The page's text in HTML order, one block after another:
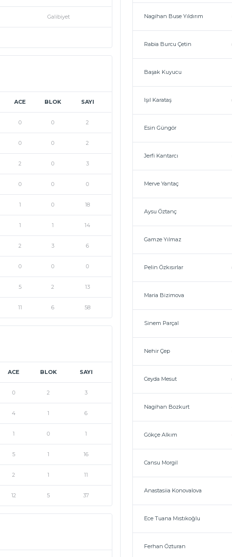
Galibiyet
ACE BLOK SAYI
0 0 2
0 0 2
2 0 3
0 0 0
1 0 18
1 1 14
2 3 6
0 0 0
5 2 13
11 6 58
ACE BLOK SAYI
0 2 3
4 1 6
1 0 1
5 1 16
2 1 11
12 5 37
Nagihan Buse Yıldırım
Rabia Burcu Çetin
Başak Kuyucu
Işıl Karataş
Esin Güngör
Jerfi Kantarcı
Merve Yantaç
Aysu Öztanç
Gamze Yılmaz
Pelin Özkısırlar
Maria Bizimova
Sinem Parçal
Nehir Çep
Ceyda Mesut
Nagihan Bozkurt
Gökçe Alkım
Cansu Morgil
Anastasiia Konovalova
Ece Tuana Mıstıkoğlu
Ferhan Özturan